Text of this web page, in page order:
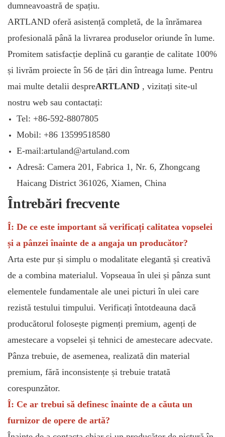
dumneavoastră de spațiu.
ARTLAND oferă asistență completă, de la înrămarea
profesională până la livrarea produselor oriunde în lume.
Promitem satisfacție deplină cu garanție de calitate 100%
și livrăm proiecte în 56 de țări din întreaga lume. Pentru
mai multe detalii despreARTLAND , vizitați site-ul
nostru web sau contactați:
Tel: +86-592-8807805
Mobil: +86 13599518580
E-mail:artuland@artuland.com
Adresă: Camera 201, Fabrica 1, Nr. 6, Zhongcang
Haicang District 361026, Xiamen, China
Întrebări frecvente
Î: De ce este important să verificați calitatea vopselei
și a pânzei înainte de a angaja un producător?
Arta este pur și simplu o modalitate elegantă și creativă
de a combina materialul. Vopseaua în ulei și pânza sunt
elementele fundamentale ale unei picturi în ulei care
rezistă testului timpului. Verificați întotdeauna dacă
producătorul folosește pigmenți premium, agenți de
amestecare a vopselei și tehnici de amestecare adecvate.
Pânza trebuie, de asemenea, realizată din material
premium, fără inconsistențe și trebuie tratată
corespunzător.
Î: Ce ar trebui să definesc înainte de a căuta un
furnizor de opere de artă?